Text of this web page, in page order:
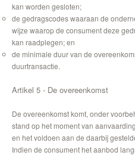
kan worden gesloten;
de gedragscodes waaraan de
wijze waarop de consument deze
kan raadplegen; en
de minimale duur van de
duurtransactie.
Artikel 5 - De overeenkomst
De overeenkomst komt, onder
stand op het moment van
en het voldoen aan de daarbij
Indien de consument het aanbod